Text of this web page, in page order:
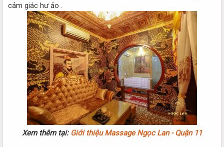
cảm giác hư ảo .
Xem thêm tại: Giới thiệu Massage Ngọc Lan - Quận 11